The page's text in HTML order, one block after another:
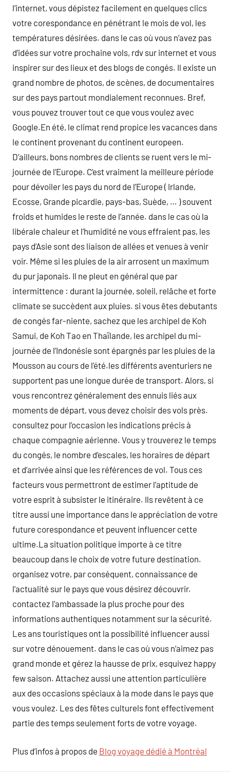
l’internet, vous dépistez facilement en quelques clics
votre corespondance en pénétrant le mois de vol, les
températures désirées. dans le cas où vous n’avez pas
d’idées sur votre prochaine vols, rdv sur internet et vous
inspirer sur des lieux et des blogs de congés. Il existe un
grand nombre de photos, de scènes, de documentaires
sur des pays partout mondialement reconnues. Bref,
vous pouvez trouver tout ce que vous voulez avec
Google.En été, le climat rend propice les vacances dans
le continent provenant du continent europeen.
D’ailleurs, bons nombres de clients se ruent vers le mi-
journée de l’Europe. C’est vraiment la meilleure période
pour dévoiler les pays du nord de l’Europe ( Irlande,
Ecosse, Grande picardie, pays-bas, Suède, … ) souvent
froids et humides le reste de l’année. dans le cas où la
libérale chaleur et l’humidité ne vous effraient pas, les
pays d’Asie sont des liaison de allées et venues à venir
voir. Même si les pluies de la air arrosent un maximum
du pur japonais. Il ne pleut en général que par
intermittence : durant la journée, soleil, relâche et forte
climate se succèdent aux pluies. si vous êtes debutants
de congés far-niente, sachez que les archipel de Koh
Samui, de Koh Tao en Thaïlande, les archipel du mi-
journée de l’Indonésie sont épargnés par les pluies de la
Mousson au cours de l’été.les différents aventuriers ne
supportent pas une longue durée de transport. Alors, si
vous rencontrez généralement des ennuis liés aux
moments de départ, vous devez choisir des vols près.
consultez pour l’occasion les indications précis à
chaque compagnie aérienne. Vous y trouverez le temps
du congés, le nombre d’escales, les horaires de départ
et d’arrivée ainsi que les références de vol. Tous ces
facteurs vous permettront de estimer l’aptitude de
votre esprit à subsister le itinéraire. Ils revêtent à ce
titre aussi une importance dans le appréciation de votre
future corespondance et peuvent influencer cette
ultime.La situation politique importe à ce titre
beaucoup dans le choix de votre future destination.
organisez votre, par conséquent, connaissance de
l’actualité sur le pays que vous désirez découvrir.
contactez l’ambassade la plus proche pour des
informations authentiques notamment sur la sécurité.
Les ans touristiques ont la possibilité influencer aussi
sur votre dénouement. dans le cas où vous n’aimez pas
grand monde et gérez la hausse de prix, esquivez happy
few saison. Attachez aussi une attention particulière
aux des occasions spéciaux à la mode dans le pays que
vous voulez. Les des fêtes culturels font effectivement
partie des temps seulement forts de votre voyage.
Plus d’infos à propos de Blog voyage dédié à Montréal